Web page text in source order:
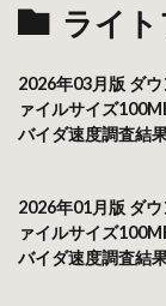
ライ
2026年03月版 ダ
ァイルサイズ
バイダ速度調査結
2026年01月版 ダ
ァイルサイズ
バイダ速度調査結